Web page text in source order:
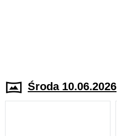
Środa 10.06.2026